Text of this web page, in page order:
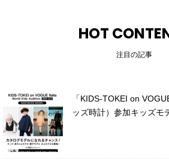
HOT
注目の記事
「KIDS-TOKEI on
ッズ時計）参加キッズモ